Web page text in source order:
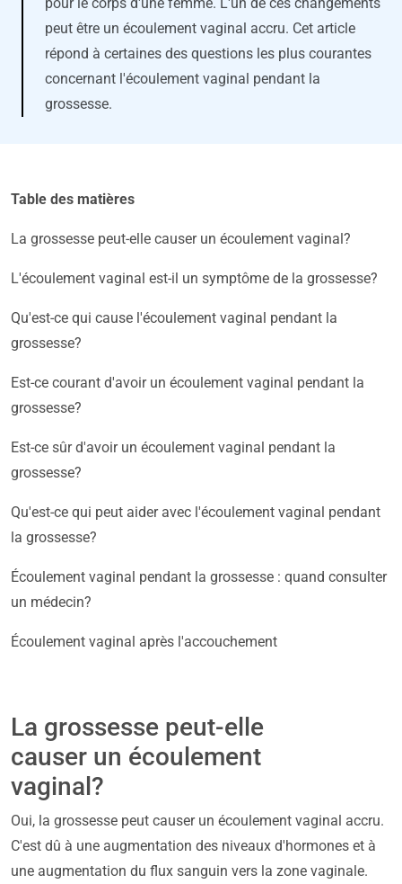
peut être un écoulement vaginal accru. Cet article
répond à certaines des questions les plus courantes
concernant l'écoulement vaginal pendant la
grossesse.
Table des matières
La grossesse peut-elle causer un écoulement vaginal?
L'écoulement vaginal est-il un symptôme de la grossesse?
Qu'est-ce qui cause l'écoulement vaginal pendant la
grossesse?
Est-ce courant d'avoir un écoulement vaginal pendant la
grossesse?
Est-ce sûr d'avoir un écoulement vaginal pendant la
grossesse?
Qu'est-ce qui peut aider avec l'écoulement vaginal pendant
la grossesse?
Écoulement vaginal pendant la grossesse : quand consulter
un médecin?
Écoulement vaginal après l'accouchement
La grossesse peut-elle
causer un écoulement
vaginal?
Oui, la grossesse peut causer un écoulement vaginal accru.
C'est dû à une augmentation des niveaux d'hormones et à
une augmentation du flux sanguin vers la zone vaginale.